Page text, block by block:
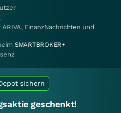
FinanzNachrichten und
SMARTBROKER+
sichern
geschenkt!